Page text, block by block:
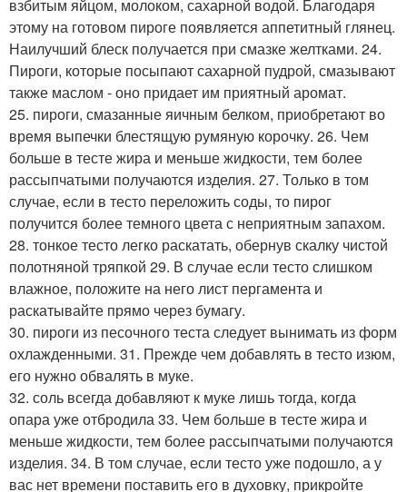
взбитым яйцом, молоком, сахарной водой. Благодаря
этому на готовом пироге появляется аппетитный глянец.
Наилучший блеск получается при смазке желтками. 24.
Пироги, которые посыпают сахарной пудрой, смазывают
также маслом - оно придает им приятный аромат.
25. пироги, смазанные яичным белком, приобретают во
время выпечки блестящую румяную корочку. 26. Чем
больше в тесте жира и меньше жидкости, тем более
рассыпчатыми получаются изделия. 27. Только в том
случае, если в тесто переложить соды, то пирог
получится более темного цвета с неприятным запахом.
28. тонкое тесто легко раскатать, обернув скалку чистой
полотняной тряпкой 29. В случае если тесто слишком
влажное, положите на него лист пергамента и
раскатывайте прямо через бумагу.
30. пироги из песочного теста следует вынимать из форм
охлажденными. 31. Прежде чем добавлять в тесто изюм,
его нужно обвалять в муке.
32. соль всегда добавляют к муке лишь тогда, когда
опара уже отбродила 33. Чем больше в тесте жира и
меньше жидкости, тем более рассыпчатыми получаются
изделия. 34. В том случае, если тесто уже подошло, а у
вас нет времени поставить его в духовку, прикройте